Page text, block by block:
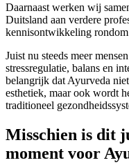
Daarnaast werken wij
Duitsland aan verdere
kennisontwikkeling
Juist nu steeds meer
stressregulatie, balans en
belangrijk dat Ayurveda
esthetiek, maar ook wordt
traditioneel
Misschien is dit
moment voor